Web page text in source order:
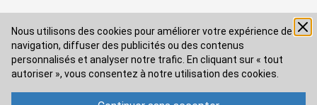
Nous utilisons des cookies pour améliorer votre expérience de
navigation, diffuser des publicités ou des contenus
personnalisés et analyser notre trafic. En cliquant sur « tout
autoriser », vous consentez à notre utilisation des cookies.
Moyens de paiement
Modes de livraison